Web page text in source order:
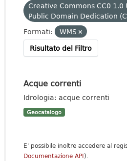
Creative Commons CC0 1.0
Public Domain Dedication
Formati:
WMS
Risultato del Filtro
Acque correnti
Idrologia: acque correnti
Geocatalogo
E' possibile inoltre accedere al
Documentazione API).